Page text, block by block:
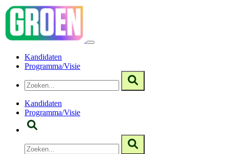
Kandidaten
Programma/Visie
Kandidaten
Programma/Visie